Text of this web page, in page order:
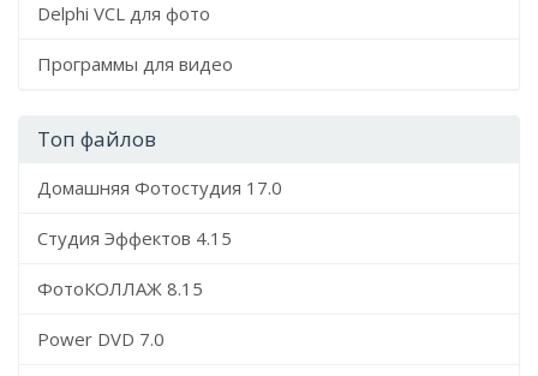
Delphi VCL для фото
Программы для видео
Топ файлов
Домашняя Фотостудия 17.0
Студия Эффектов 4.15
ФотоКОЛЛАЖ 8.15
Power DVD 7.0